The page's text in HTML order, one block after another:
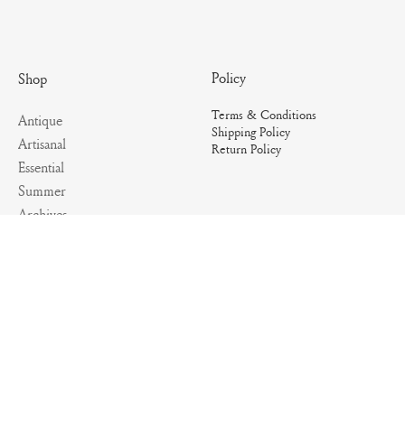
Terms & Conditions
Shipping Policy
Return Policy
Policy
Shop
Antique
Artisanal
Essential
Summer
Archives